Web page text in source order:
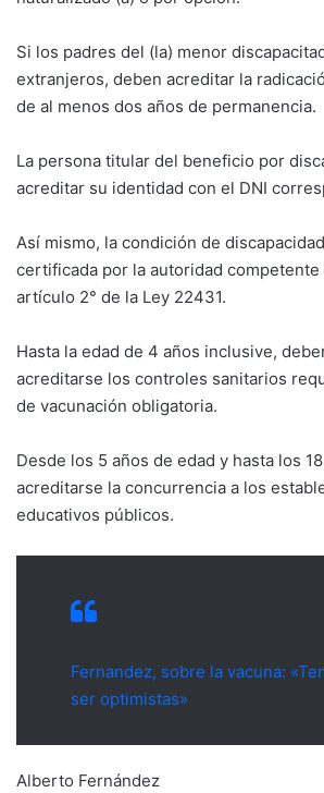
Si los padres del (la) menor
extranjeros, deben acreditar la
de al menos dos años de permanencia.
La persona titular del beneficio por
acreditar su identidad con el DNI
Así mismo, la condición de
certificada por la autoridad competente
artículo 2° de la Ley 22431.
Hasta la edad de 4 años inclusive,
acreditarse los controles sanitarios
de vacunación obligatoria.
Desde los 5 años de edad y hasta los
acreditarse la concurrencia a los
educativos públicos.
Fernandez, sobre la vacuna:
ser optimistas»
Alberto Fernández